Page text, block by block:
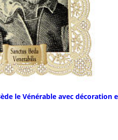
le Vénérable avec décoration